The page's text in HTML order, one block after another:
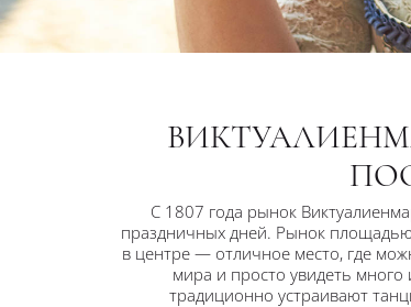
С 1807 года рынок
праздничных дней. Рынок
в центре — отличное место, где
мира и просто увидеть много
традиционно устраивают